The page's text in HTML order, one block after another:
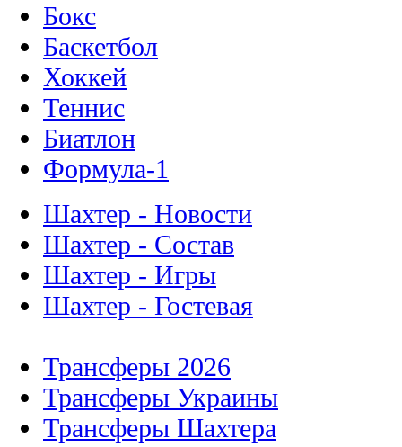
Бокс
Баскетбол
Хоккей
Теннис
Биатлон
Формула-1
Шахтер - Новости
Шахтер - Состав
Шахтер - Игры
Шахтер - Гостевая
Трансферы 2026
Трансферы Украины
Трансферы Шахтера